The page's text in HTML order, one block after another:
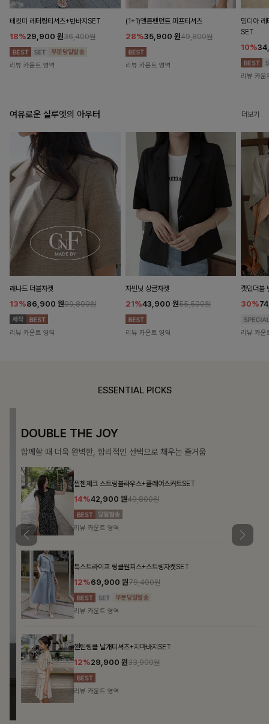
테킷미 레터링티셔츠+반바지SET
18%29,900 원36,400원
리뷰 카운트 영역
(1+1)앤튼펜던트 퍼프티셔츠
28%35,900 원49,800원
리뷰 카운트 영역
밍디아 레
SET
10%
리뷰 카운
여유로운 실루엣의 아우터 더보기
래나드 더블자켓
13%86,900 원99,800원
리뷰 카운트 영역
자빈닛 싱글자켓
21%43,900 원55,500원
리뷰 카운트 영역
캣민더블
30%
리뷰 카운
ESSENTIAL PICKS